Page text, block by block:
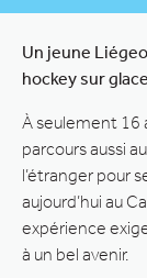
Un jeune
hockey sur
À seulement 16
parcours aussi
l’étranger pour
aujourd’hui au
expérience
à un bel avenir.